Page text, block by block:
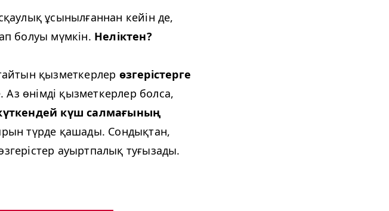
ұсынылғаннан кейін де,
болуы мүмкін. Неліктен?
қызметкерлер өзгерістерге
өнімді қызметкерлер болса,
күш салмағының
түрде қашады. Сондықтан,
ауыртпалық туғызады.